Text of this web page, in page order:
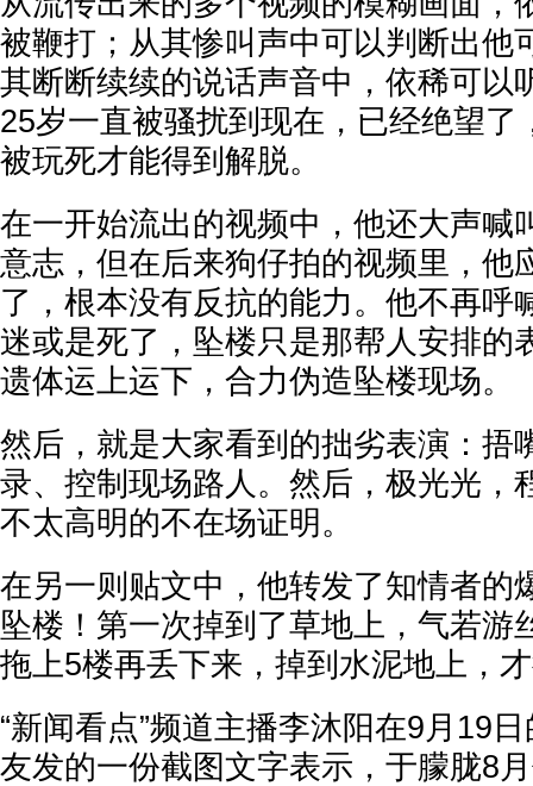
被鞭打；从其惨叫声中可以判断出他
其断断续续的说话声音中，依稀可以
25岁一直被骚扰到现在，已经绝望了
被玩死才能得到解脱。
在一开始流出的视频中，他还大声喊
意志，但在后来狗仔拍的视频里，他
了，根本没有反抗的能力。他不再呼
迷或是死了，坠楼只是那帮人安排的
遗体运上运下，合力伪造坠楼现场。
然后，就是大家看到的拙劣表演：捂
录、控制现场路人。然后，极光光，
不太高明的不在场证明。
在另一则贴文中，他转发了知情者的
坠楼！第一次掉到了草地上，气若游
拖上5楼再丢下来，掉到水泥地上，
“新闻看点”频道主播李沐阳在9月19
友发的一份截图文字表示，于朦胧8